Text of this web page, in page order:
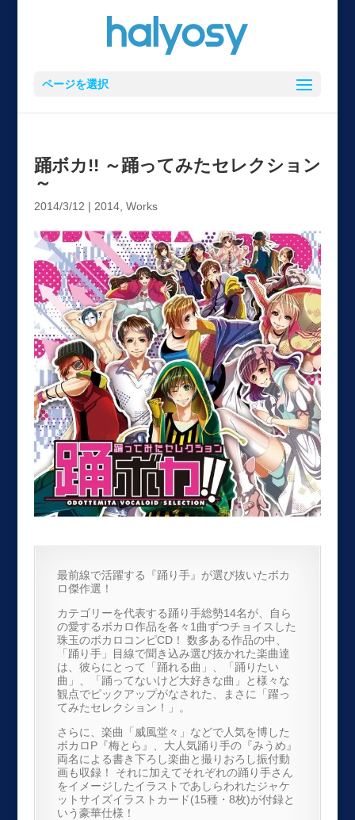
ページを選択
踊ボカ!! ～踊ってみたセレクション
～
2014/3/12 | 2014, Works
最前線で活躍する『踊り手』が選び抜いたボカ
ロ傑作選！
カテゴリーを代表する踊り手総勢14名が、自ら
の愛するボカロ作品を各々1曲ずつチョイスした
珠玉のボカロコンピCD！ 数多ある作品の中、
「踊り手」目線で聞き込み選び抜かれた楽曲達
は、彼らにとって「踊れる曲」、「踊りたい
曲」、「踊ってないけど大好きな曲」と様々な
観点でピックアップがなされた、まさに「躍っ
てみたセレクション！」。
さらに、楽曲「威風堂々」などで人気を博した
ボカロP『梅とら』、大人気踊り手の『みうめ』
両名による書き下ろし楽曲と撮りおろし振付動
画も収録！ それに加えてそれぞれの踊り手さん
をイメージしたイラストであしらわれたジャケ
ットサイズイラストカード(15種・8枚)が付録と
いう豪華仕様！